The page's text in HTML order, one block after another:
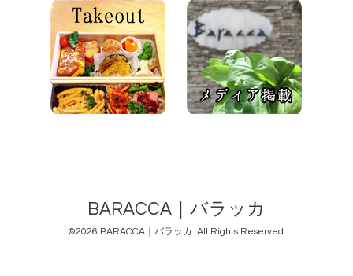
BARACCA｜バラッカ
©2026 BARACCA｜バラッカ . All Rights Reserved.